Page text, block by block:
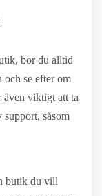
bör du alltid
och se efter om
även viktigt att ta
såsom
butik du vill